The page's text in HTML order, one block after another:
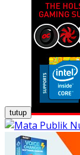
tutup